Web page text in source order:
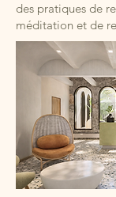
des pratiques de
méditation et de